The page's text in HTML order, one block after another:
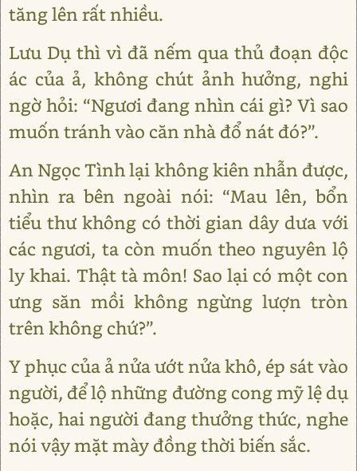
tăng lên rất nhiều.
Lưu Dụ thì vì đã nếm qua thủ đoạn độc
ác của ả, không chút ảnh hưởng, nghi
ngờ hỏi: “Ngươi đang nhìn cái gì? Vì sao
muốn tránh vào căn nhà đổ nát đó?”.
An Ngọc Tình lại không kiên nhẫn được,
nhìn ra bên ngoài nói: “Mau lên, bổn
tiểu thư không có thời gian dây dưa với
các ngươi, ta còn muốn theo nguyên lộ
ly khai. Thật tà môn! Sao lại có một con
ưng săn mồi không ngừng lượn tròn
trên không chứ?”.
Y phục của ả nửa ướt nửa khô, ép sát vào
người, để lộ những đường cong mỹ lệ dụ
hoặc, hai người đang thưởng thức, nghe
nói vậy mặt mày đồng thời biến sắc.